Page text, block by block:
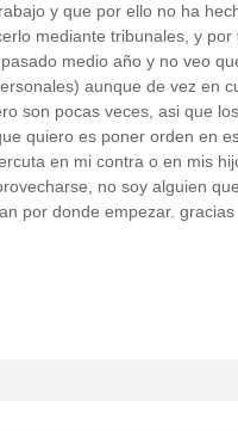
y que por ello no ha
mediante tribunales, y
medio año y no veo
aunque de vez en
son pocas veces, asi que
quiero es poner orden en
en mi contra o en mis
no soy alguien
por donde empezar. gracias